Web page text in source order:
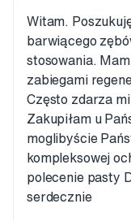
Witam.
barwiącego
stosowania.
zabiegami
Często zdarza
Zakupiłam u
moglibyście
kompleksowej
polecenie pasty
serdecznie